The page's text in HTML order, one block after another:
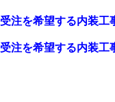
受注を希望する内装工
受注を希望する内装工